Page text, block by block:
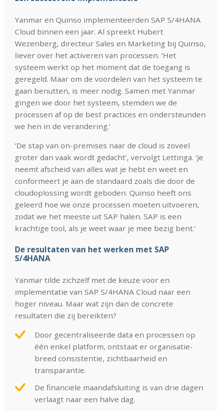
Yanmar en Quinso implementeerden SAP S/4HANA
Cloud binnen een jaar. Al spreekt Hubert
Wezenberg, directeur Sales en Marketing bij Quinso,
liever over het activeren van processen. ‘Het
systeem werkt op het moment dat de toegang is
geregeld. Maar om de voordelen van het systeem te
gaan benutten, is meer nodig. Samen met Yanmar
gingen we door het systeem, stemden we de
processen af op de best practices en ondersteunden
we hen in de verandering.’
‘De stap van on-premises naar de cloud is zoveel
groter dan vaak wordt gedacht’, vervolgt Lettinga. ‘Je
neemt afscheid van alles wat je hebt en weet en
conformeert je aan de standaard zoals die door de
cloudoplossing wordt geboden. Quinso heeft ons
geleerd hoe we onze processen moeten uitvoeren,
zodat we het meeste uit SAP halen. SAP is een
krachtige tool, als je weet waar je mee bezig bent.’
De resultaten van het werken met SAP
S/4HANA
Yanmar tilde zichzelf met de keuze voor en
implementatie van SAP S/4HANA Cloud naar een
hoger niveau. Maar wat zijn dan de concrete
resultaten die zij bereikten?
Door gecentraliseerde data en processen op
één enkel platform, ontstaat er organisatie-
breed consistentie, zichtbaarheid en
transparantie.
De financiële maandafsluiting is van drie dagen
verlaagt naar een halve dag.